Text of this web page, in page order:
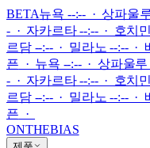
BETA뉴욕 --:-- · 상파울
- · 자카르타 --:-- · 호치
르담 --:-- · 밀라노 --:-- ·
픈 · 뉴욕 --:-- · 상파울
- · 자카르타 --:-- · 호치
르담 --:-- · 밀라노 --:-- ·
픈 ·
ONTHEBIAS